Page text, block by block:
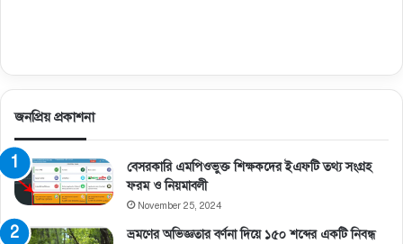
জনপ্রিয় প্রকাশনা
বেসরকারি এমপিওভুক্ত শিক্ষকদের ইএফটি তথ্য সংগ্রহ
ফরম ও নিয়মাবলী
November 25, 2024
ভ্রমণের অভিজ্ঞতার বর্ণনা দিয়ে ১৫০ শব্দের একটি নিবন্ধ